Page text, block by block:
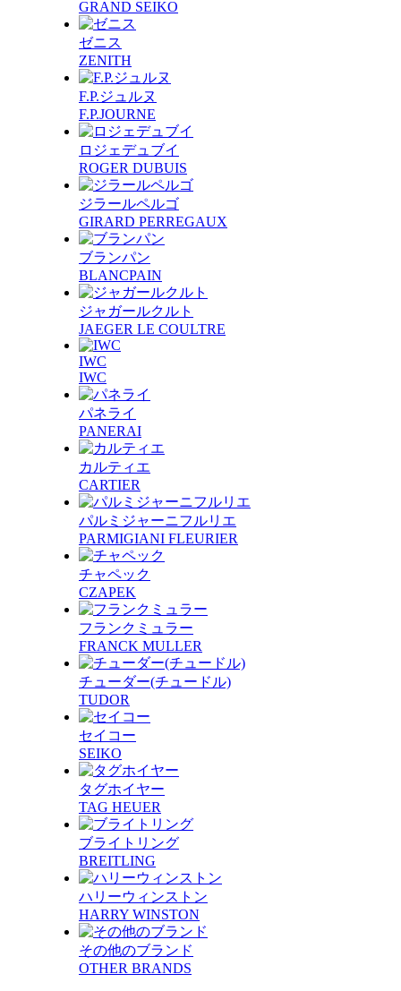
GRAND SEIKO
ゼニス
ZENITH
F.P.ジュルヌ
F.P.JOURNE
ロジェデュブイ
ROGER DUBUIS
ジラールペルゴ
GIRARD PERREGAUX
ブランパン
BLANCPAIN
ジャガールクルト
JAEGER LE COULTRE
IWC
IWC
パネライ
PANERAI
カルティエ
CARTIER
パルミジャーニフルリエ
PARMIGIANI FLEURIER
チャペック
CZAPEK
フランクミュラー
FRANCK MULLER
チューダー(チュードル)
TUDOR
セイコー
SEIKO
タグホイヤー
TAG HEUER
ブライトリング
BREITLING
ハリーウィンストン
HARRY WINSTON
その他のブランド
OTHER BRANDS